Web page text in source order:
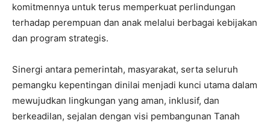
komitmennya untuk terus memperkuat perlindungan
terhadap perempuan dan anak melalui berbagai kebijakan
dan program strategis.
Sinergi antara pemerintah, masyarakat, serta seluruh
pemangku kepentingan dinilai menjadi kunci utama dalam
mewujudkan lingkungan yang aman, inklusif, dan
berkeadilan, sejalan dengan visi pembangunan Tanah